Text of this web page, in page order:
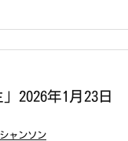
2026年1月23日
シャンソン